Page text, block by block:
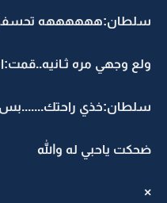
سلطان:ههههههه
ولع وجهي مره
سلطان:خذي راحتك.......بس
ضحكت ياحبي له والله
×